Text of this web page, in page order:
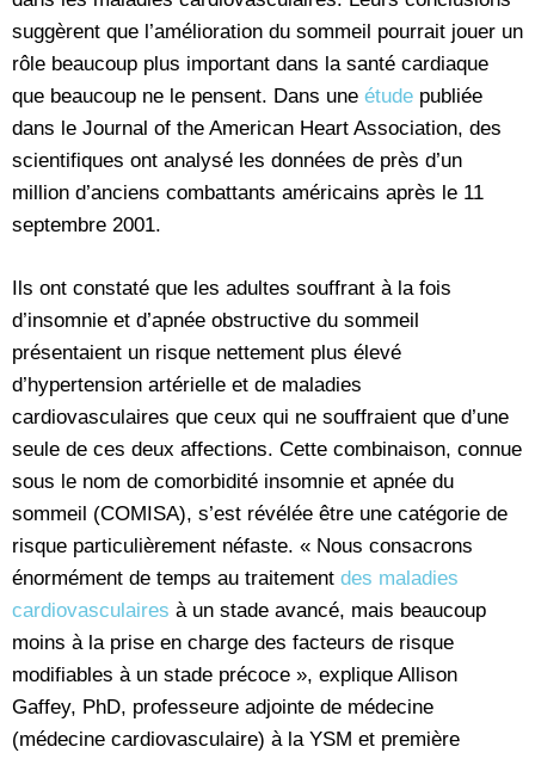
suggèrent que l’amélioration du sommeil pourrait jouer un
rôle beaucoup plus important dans la santé cardiaque
que beaucoup ne le pensent. Dans une étude publiée
dans le Journal of the American Heart Association, des
scientifiques ont analysé les données de près d’un
million d’anciens combattants américains après le 11
septembre 2001.
Ils ont constaté que les adultes souffrant à la fois
d’insomnie et d’apnée obstructive du sommeil
présentaient un risque nettement plus élevé
d’hypertension artérielle et de maladies
cardiovasculaires que ceux qui ne souffraient que d’une
seule de ces deux affections. Cette combinaison, connue
sous le nom de comorbidité insomnie et apnée du
sommeil (COMISA), s’est révélée être une catégorie de
risque particulièrement néfaste. « Nous consacrons
énormément de temps au traitement des maladies
cardiovasculaires à un stade avancé, mais beaucoup
moins à la prise en charge des facteurs de risque
modifiables à un stade précoce », explique Allison
Gaffey, PhD, professeure adjointe de médecine
(médecine cardiovasculaire) à la YSM et première